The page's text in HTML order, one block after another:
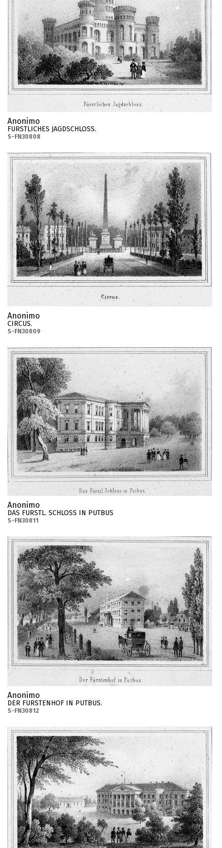
Anonimo
FURSTLICHES JAGDSCHLOSS.
S-FN30808
Anonimo
CIRCUS.
S-FN30809
Anonimo
DAS FURSTL. SCHLOSS IN PUTBUS
S-FN30811
Anonimo
DER FURSTENHOF IN PUTBUS.
S-FN30812